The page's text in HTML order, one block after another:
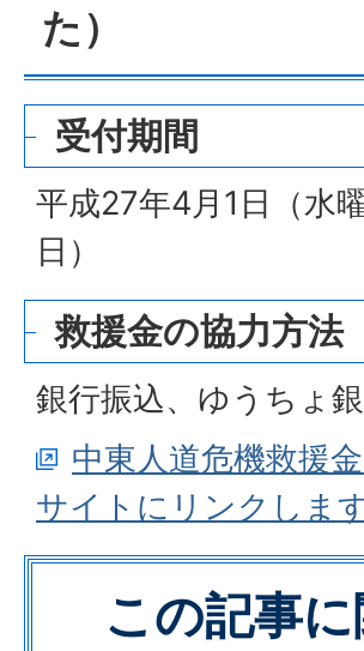
た）
受付期間
平成27年4月1日（水
日）
救援金の協力方法
銀行振込、ゆうちょ
中東人道危機救援
サイトにリンクします
この記事